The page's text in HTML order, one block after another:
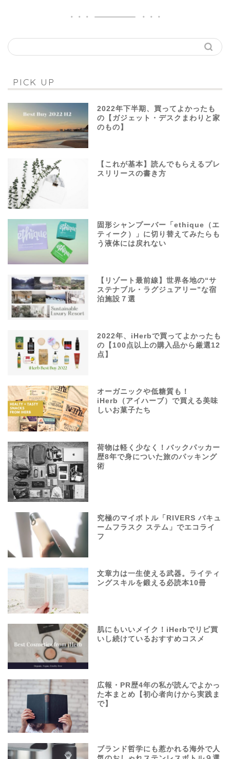
PICK UP
2022年下半期、買ってよかったも
の【ガジェット・デスクまわりと家
のもの】
【これが基本】読んでもらえるプレ
スリリースの書き方
固形シャンプーバー「ethique（エ
ティーク）」に切り替えてみたらも
う液体には戻れない
【リゾート最前線】世界各地の“サ
ステナブル・ラグジュアリー”な宿
泊施設７選
2022年、iHerbで買ってよかったも
の【100点以上の購入品から厳選12
点】
オーガニックや低糖質も！
iHerb（アイハーブ）で買える美味
しいお菓子たち
荷物は軽く少なく！バックパッカー
歴8年で身についた旅のパッキング
術
究極のマイボトル「RIVERS バキュ
ームフラスク ステム」でエコライ
フ
文章力は一生使える武器。ライティ
ングスキルを鍛える必読本10冊
肌にもいいメイク！iHerbでリピ買
いし続けているおすすめコスメ
広報・PR歴4年の私が読んでよかっ
た本まとめ【初心者向けから実践ま
で】
ブランド哲学にも惹かれる海外で人